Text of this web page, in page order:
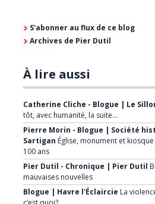
journaliste et rédacteur-
chef de divers
également collaboré à
plusieurs reprises à la
à la télévision de Radio-
Canada.
Après six ans, j’ai
journalisme pour me
au Groupe Canam
j’ai rempli diverses
S'abonner au flux de ce blog
Archives de Pier Dutil
À lire aussi
Catherine Cliche - Blogue | Le
tôt, avec humanité, la suite…
Pierre Morin - Blogue | Société
Sartigan Église, monument et
100 ans
Pier Dutil - Chronique | Pier Dutil
mauvaises nouvelles
Blogue | Havre l'Éclaircie La